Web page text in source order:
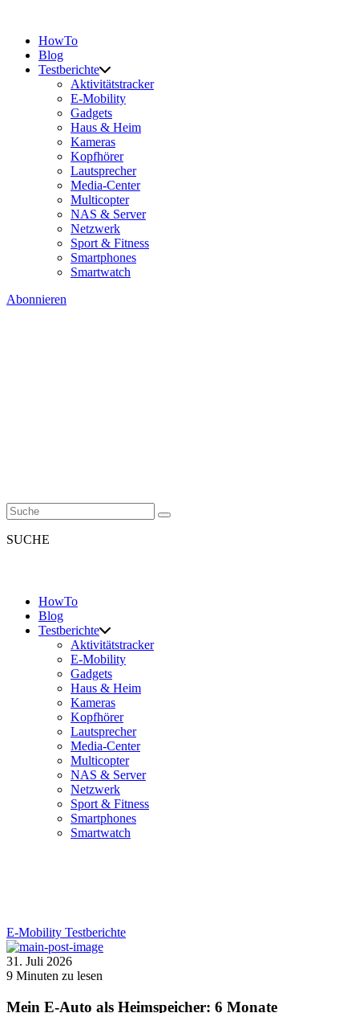
HowTo
Blog
Testberichte
Aktivitätstracker
E-Mobility
Gadgets
Haus & Heim
Kameras
Kopfhörer
Lautsprecher
Media-Center
Multicopter
NAS & Server
Netzwerk
Sport & Fitness
Smartphones
Smartwatch
Abonnieren
SUCHE
HowTo
Blog
Testberichte
Aktivitätstracker
E-Mobility
Gadgets
Haus & Heim
Kameras
Kopfhörer
Lautsprecher
Media-Center
Multicopter
NAS & Server
Netzwerk
Sport & Fitness
Smartphones
Smartwatch
E-Mobility Testberichte
31. Juli 2026
9 Minuten zu lesen
Mein E-Auto als Heimspeicher: 6 Monate